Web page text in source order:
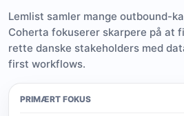
Lemlist samler mange outbound-
Coherta fokuserer skarpere på at
rette danske stakeholders med
first workflows.
PRIMÆRT FOKUS